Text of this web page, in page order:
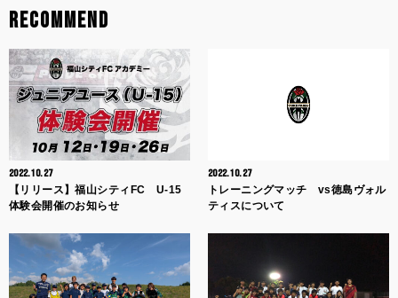
RECOMMEND
2022.10.27
【リリース】福山シティFC U-15
体験会開催のお知らせ
2022.10.27
トレーニングマッチ vs徳島ヴォル
ティスについて